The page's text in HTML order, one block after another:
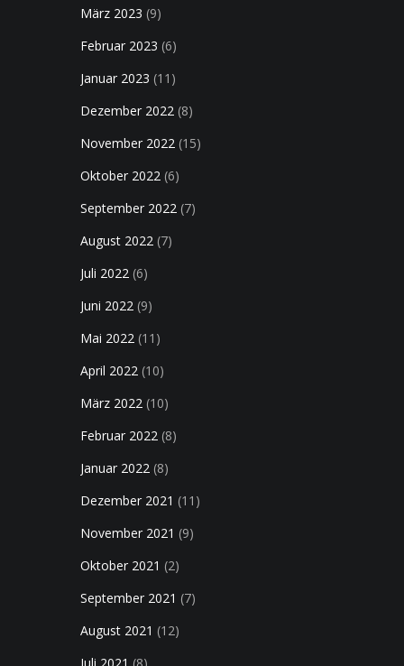
März 2023 (9)
Februar 2023 (6)
Januar 2023 (11)
Dezember 2022(8)
November 2022(15)
Oktober 2022(6)
September 2022(7)
August 2022(7)
Juli 2022(6)
Juni 2022(9)
Mai 2022(11)
April 2022(10)
März 2022(10)
Februar 2022(8)
Januar 2022(8)
Dezember 2021 (11)
November 2021 (9)
Oktober 2021 (2)
September 2021 (7)
August 2021 (12)